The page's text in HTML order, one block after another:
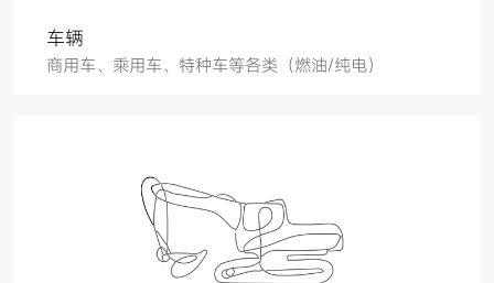
车辆
商用车、乘用车、特种车等各类（燃油/纯电）